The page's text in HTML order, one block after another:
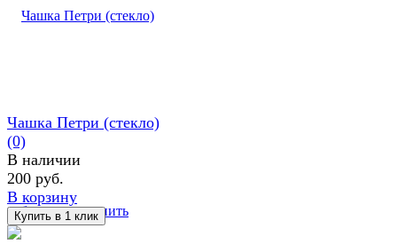
избранное сравнить
Чашка Петри (стекло)
(0)
В наличии
200 руб.
В корзину